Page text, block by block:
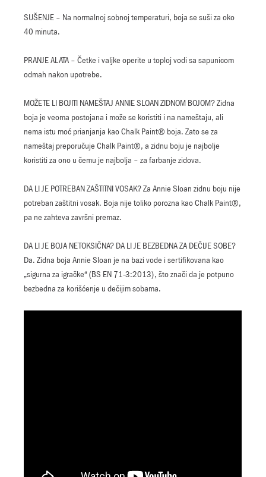
SUŠENJE – Na normalnoj sobnoj temperaturi, boja se suši za oko
40 minuta.
PRANJE ALATA – Četke i valjke operite u toploj vodi sa sapunicom
odmah nakon upotrebe.
MOŽETE LI BOJITI NAMEŠTAJ ANNIE SLOAN ZIDNOM BOJOM? Zidna
boja je veoma postojana i može se koristiti i na nameštaju, ali
nema istu moć prianjanja kao Chalk Paint® boja. Zato se za
nameštaj preporučuje Chalk Paint®, a zidnu boju je najbolje
koristiti za ono u čemu je najbolja – za farbanje zidova.
DA LI JE POTREBAN ZAŠTITNI VOSAK? Za Annie Sloan zidnu boju nije
potreban zaštitni vosak. Boja nije toliko porozna kao Chalk Paint®,
pa ne zahteva završni premaz.
DA LI JE BOJA NETOKSIČNA? DA LI JE BEZBEDNA ZA DEČIJE SOBE?
Da. Zidna boja Annie Sloan je na bazi vode i sertifikovana kao
„sigurna za igračke“ (BS EN 71-3:2013), što znači da je potpuno
bezbedna za korišćenje u dečijim sobama.